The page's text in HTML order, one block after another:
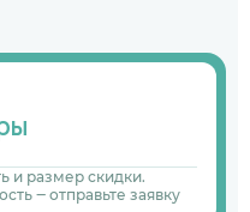
и размер скидки.
‒ отправьте заявку